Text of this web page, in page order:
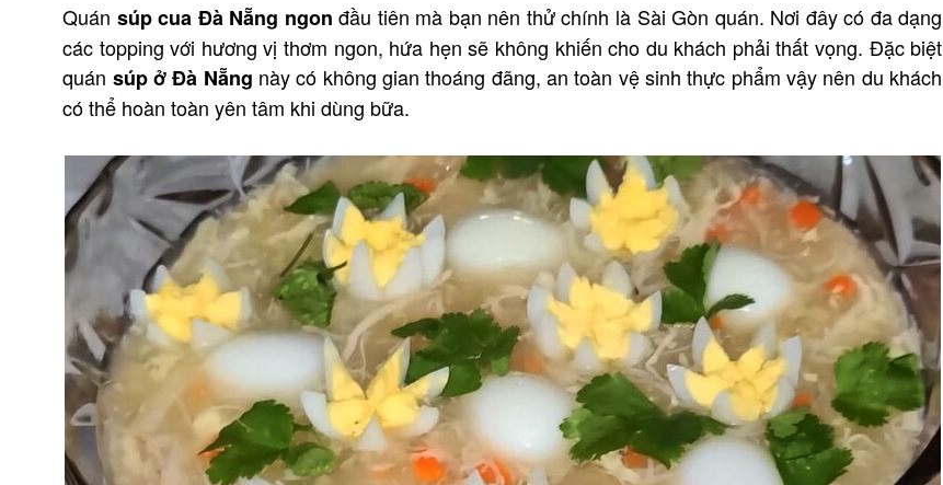
Quán súp cua Đà Nẵng ngonđầu tiên mà bạn nên thử chính là Sài Gòn quán. Nơi đây có đa dạng
các topping với hương vị thơm ngon, hứa hẹn sẽ không khiến cho du khách phải thất vọng. Đặc biệt
quán súp ở Đà Nẵng này có không gian thoáng đãng, an toàn vệ sinh thực phẩm vậy nên du khách
có thể hoàn toàn yên tâm khi dùng bữa.